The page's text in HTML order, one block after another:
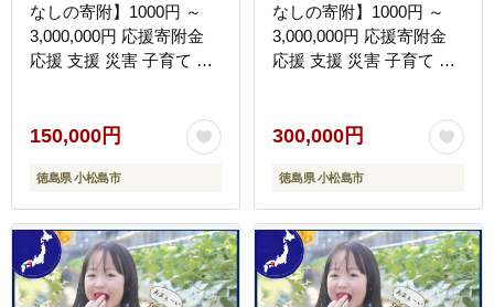
なしの寄附】1000円 ～
3,000,000円 応援寄附金
応援 支援 災害 子育て 1
付 南海トラフ 巨大 地震
世代 応援 プロジェクト
子供 応援寄付
150,000円
徳島県 小松島市
なしの寄附】1000円 ～
3,000,000円 応援寄附金
応援 支援 災害 子育て 1
付 南海トラフ 巨大 地震
世代 応援 プロジェクト
子供 応援寄付
300,000円
徳島県 小松島市